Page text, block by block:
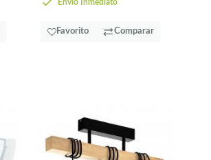
Envío Inmediato
Favorito Comparar